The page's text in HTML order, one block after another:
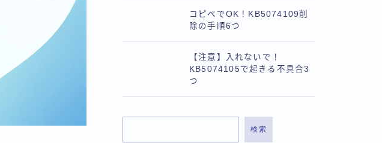
コピペでOK！KB5074109削
除の手順6つ
【注意】入れないで！
KB5074105で起きる不具合3
つ
検索